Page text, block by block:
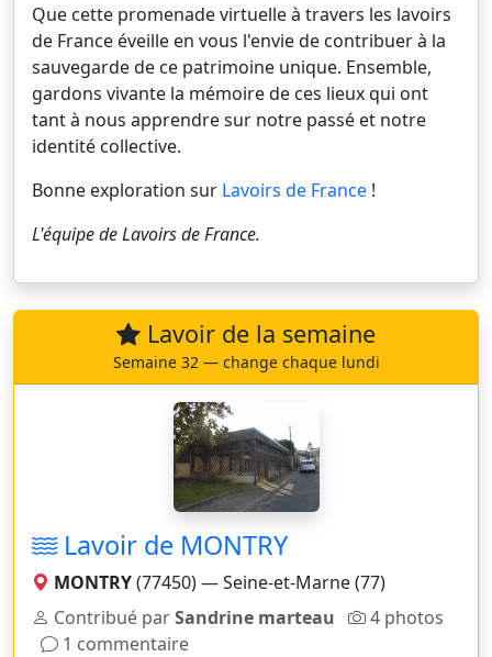
Que cette promenade virtuelle à travers les lavoirs
de France éveille en vous l'envie de contribuer à la
sauvegarde de ce patrimoine unique. Ensemble,
gardons vivante la mémoire de ces lieux qui ont
tant à nous apprendre sur notre passé et notre
identité collective.
Bonne exploration sur Lavoirs de France !
L'équipe deLavoirs de France.
Lavoir de la semaine
Semaine 32 — change chaque lundi
Lavoir de MONTRY
MONTRY(77450) — Seine-et-Marne (77)
Contribué parSandrine marteau
4 photos
1 commentaire